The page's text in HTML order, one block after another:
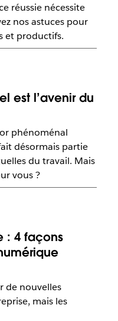
réussie nécessite
nos astuces pour
et productifs.
est l’avenir du
phénoménal
désormais partie
du travail. Mais
vous ?
: 4 façons
de nouvelles
mais les